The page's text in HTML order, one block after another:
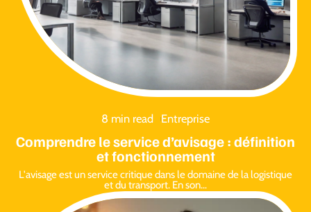
8 min read Entreprise
Comprendre le service d’avisage : définition
et fonctionnement
L'avisage est un service critique dans le domaine de la logistique
et du transport. En son…